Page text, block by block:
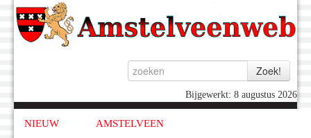
Bijgewerkt: 8 augustus 2026
NIEUW AMSTELVEEN